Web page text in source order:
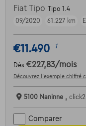
Fiat Tipo Tipo 1.4
09/2020
61.227 km
€11.490 1
Dès €227,83/mois
Découvrez l’exemple chiffré
5100 Naninne ,
Comparer